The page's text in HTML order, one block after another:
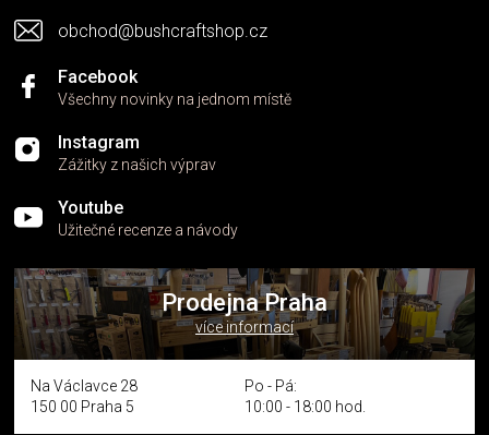
obchod@bushcraftshop.cz
Facebook
Všechny novinky na jednom místě
Instagram
Zážitky z našich výprav
Youtube
Užitečné recenze a návody
Prodejna Praha
více informací
Na Václavce 28
150 00 Praha 5
Po - Pá:
10:00 - 18:00 hod.